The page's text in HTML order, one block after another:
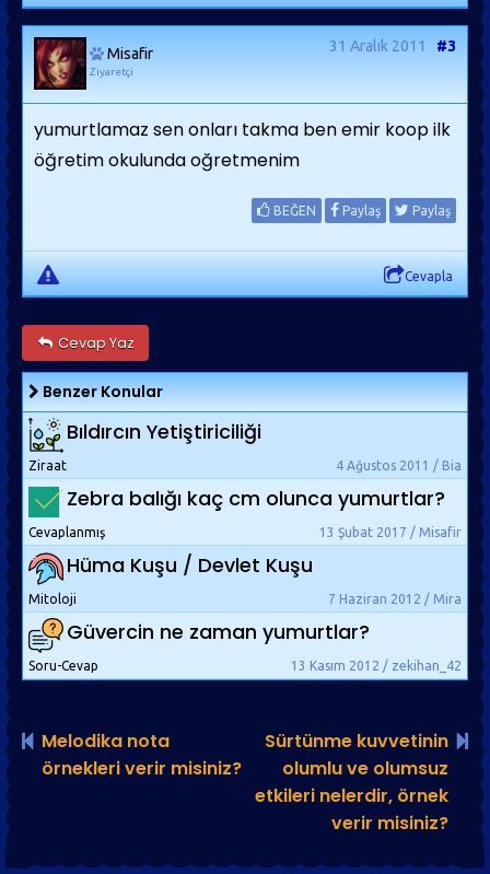
Misafir
Ziyaretçi
31 Aralık 2011 #3
yumurtlamaz sen onları takma ben emir koop ilk
öğretim okulunda oğretmenim
BEĞEN Paylaş Paylaş
Cevapla
Cevap Yaz
Benzer Konular
Bıldırcın Yetiştiriciliği
4 Ağustos 2011 / Bia
Ziraat
Zebra balığı kaç cm olunca yumurtlar?
13 Şubat 2017 / Misafir
Cevaplanmış
Hüma Kuşu / Devlet Kuşu
7 Haziran 2012 / Mira
Mitoloji
Güvercin ne zaman yumurtlar?
13 Kasım 2012 / zekihan_42
Soru-Cevap
Melodika nota
örnekleri verir misiniz?
Sürtünme kuvvetinin
olumlu ve olumsuz
etkileri nelerdir, örnek
verir misiniz?